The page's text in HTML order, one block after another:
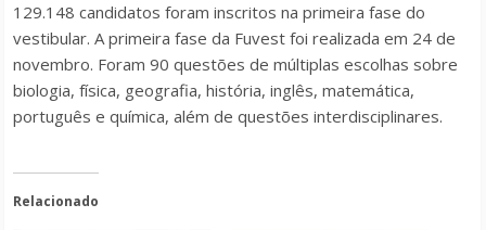
129.148 candidatos foram inscritos na primeira fase do
vestibular. A primeira fase da Fuvest foi realizada em 24 de
novembro. Foram 90 questões de múltiplas escolhas sobre
biologia, física, geografia, história, inglês, matemática,
português e química, além de questões interdisciplinares.
Relacionado